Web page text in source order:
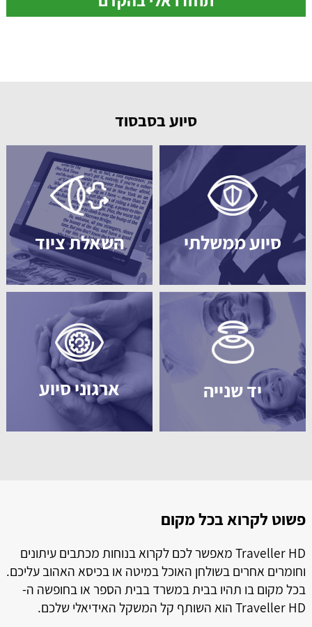
סיוע בסבסוד
סיוע ממשלתי השאלת ציוד
יד שנייה ארגוני סיוע
פשוט לקרוא בכל מקום
Traveller HD מאפשר לכם לקרוא בנוחות מכתבים עיתונים
וחומרים אחרים בשולחן האוכל במיטה או בכיסא האהוב עליכם.
בכל מקום בו תהיו בבית במשרד בבית הספר או בחופשה ה-
Traveller HD הוא השותף קל המשקל האידיאלי שלכם.